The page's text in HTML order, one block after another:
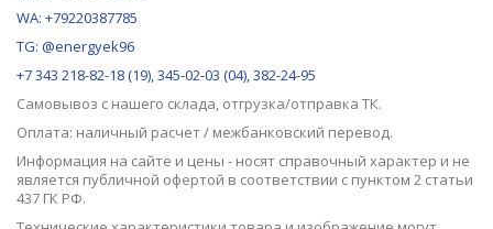
WA: +79220387785
TG: @energyek96
+7 343 218-82-18 (19), 345-02-03 (04), 382-24-95
Самовывоз с нашего склада, отгрузка/отправка ТК.
Оплата: наличный расчет / межбанковский перевод.
Информация на сайте и цены - носят справочный характер и не
является публичной офертой в соответствии с пунктом 2 статьи
437 ГК РФ.